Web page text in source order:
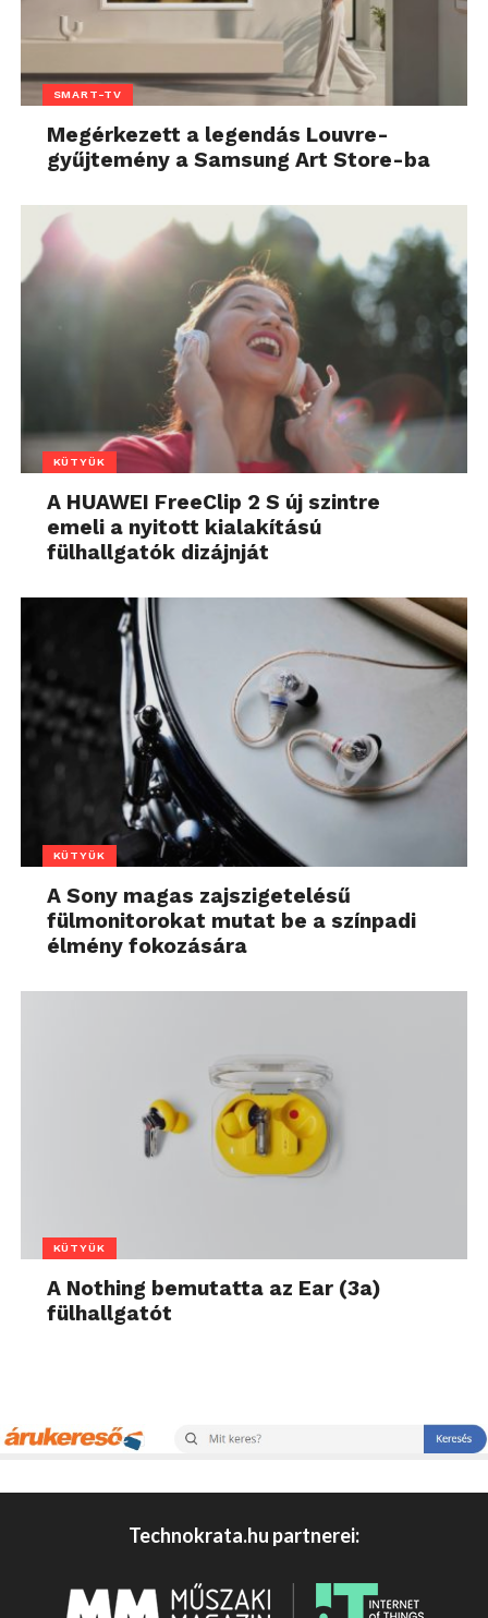
SMART-TV
Megérkezett a legendás Louvre-
gyűjtemény a Samsung Art Store-ba
KÜTYÜK
A HUAWEI FreeClip 2 S új szintre
emeli a nyitott kialakítású
fülhallgatók dizájnját
KÜTYÜK
A Sony magas zajszigetelésű
fülmonitorokat mutat be a színpadi
élmény fokozására
KÜTYÜK
A Nothing bemutatta az Ear (3a)
fülhallgatót
Technokrata.hu partnerei: